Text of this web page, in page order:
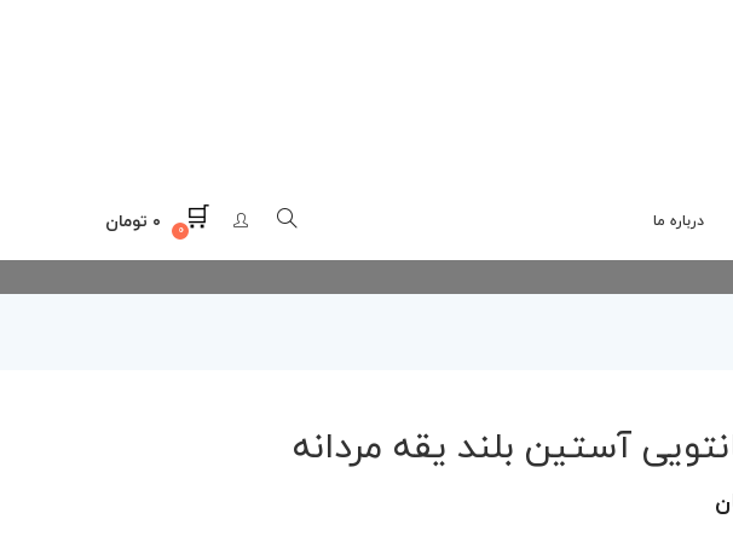
درباره ما ۰ ۰ تومان
آستین بلند یقه مردانه